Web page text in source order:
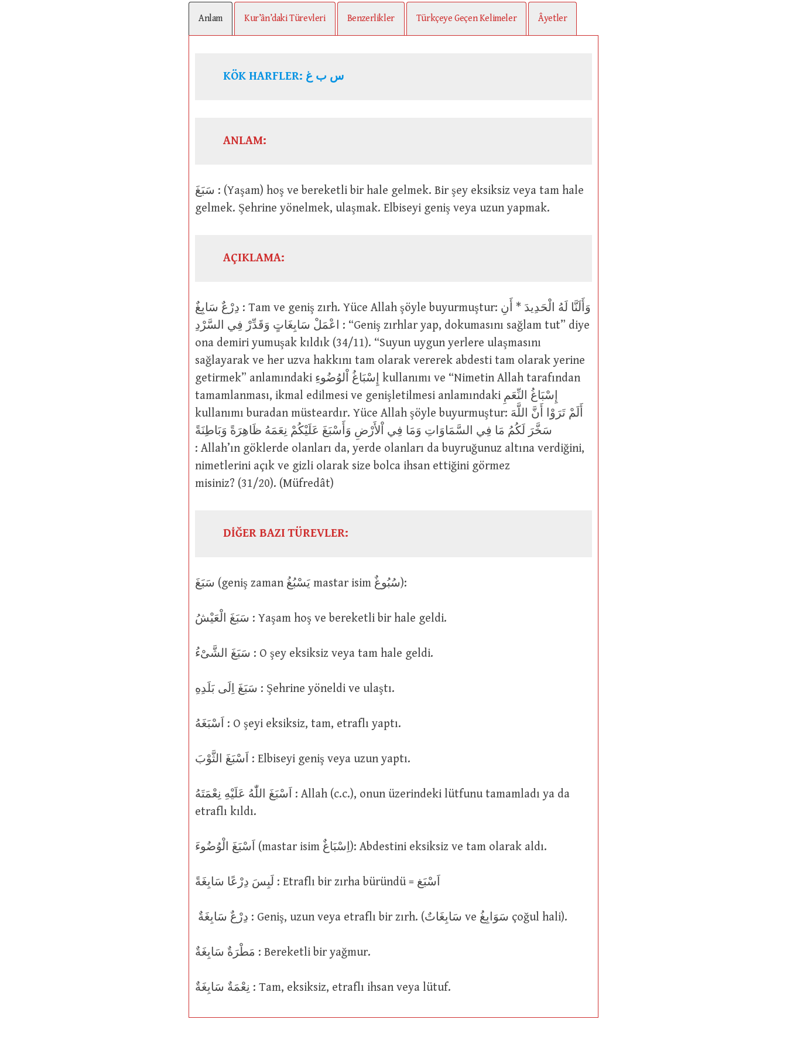
Anlam Kur’ân’daki Türevleri Benzerlikler Türkçeye Geçen Kelimeler Âyetler
KÖK HARFLER: س ب غ
ANLAM:
سَبَغَ : (Yaşam) hoş ve bereketli bir hale gelmek. Bir şey eksiksiz veya tam hale
gelmek. Şehrine yönelmek, ulaşmak. Elbiseyi geniş veya uzun yapmak.
AÇIKLAMA:
دِرْعٌ سَابِغٌ : Tam ve geniş zırh. Yüce Allah şöyle buyurmuştur: وَأَلَنَّا لَهُ الْحَدِيدَ * أَنِ
اعْمَلْ سَابِغَاتٍ وَقَدِّرْ فِي السَّرْدِ : “Geniş zırhlar yap, dokumasını sağlam tut” diye
ona demiri yumuşak kıldık (34/11). “Suyun uygun yerlere ulaşmasını
sağlayarak ve her uzva hakkını tam olarak vererek abdesti tam olarak yerine
getirmek” anlamındaki إِسْبَاغُ اْلوُضُوءِ kullanımı ve “Nimetin Allah tarafından
tamamlanması, ikmal edilmesi ve genişletilmesi anlamındaki إِسْبَاغُ النِّعَمِ
kullanımı buradan müsteardır. Yüce Allah şöyle buyurmuştur: أَلَمْ تَرَوْا أَنَّ اللَّهَ
سَخَّرَ لَكُمُ مَا فِي السَّمَاوَاتِ وَمَا فِي اْلأَرْضِ وَأَسْبَغَ عَلَيْكُمْ نِعَمَهُ ظَاهِرَةً وَبَاطِنَةً
: Allah’ın göklerde olanları da, yerde olanları da buyruğunuz altına verdiğini,
nimetlerini açık ve gizli olarak size bolca ihsan ettiğini görmez
misiniz? (31/20). (Müfredât)
DİĞER BAZI TÜREVLER:
سَبَغَ (geniş zaman يَسْبُغُ mastar isim سُبُوغٌ):
سَبَغَ الْعَيْشُ : Yaşam hoş ve bereketli bir hale geldi.
سَبَغَ الشَّىْءُ : O şey eksiksiz veya tam hale geldi.
سَبَغَ اِلَى بَلَدِهِ : Şehrine yöneldi ve ulaştı.
اَسْبَغَهُ : O şeyi eksiksiz, tam, etraflı yaptı.
اَسْبَغَ الثَّوْبَ : Elbiseyi geniş veya uzun yaptı.
اَسْبَغَ اللّٰهُ عَلَيْهِ نِعْمَتَهُ : Allah (c.c.), onun üzerindeki lütfunu tamamladı ya da
etraflı kıldı.
اَسْبَغَ الْوُضُوءَ (mastar isim اِسْبَاغٌ): Abdestini eksiksiz ve tam olarak aldı.
لَبِسَ دِرْعًا سَابِغَةً : Etraflı bir zırha büründü = اَسْبَغ
دِرْعٌ سَابِغَةٌ : Geniş, uzun veya etraflı bir zırh. (سَابِغَاتٌ ve سَوَابِغُ çoğul hali).
مَطْرَةٌ سَابِغَةٌ : Bereketli bir yağmur.
نِعْمَةٌ سَابِغَةٌ : Tam, eksiksiz, etraflı ihsan veya lütuf.